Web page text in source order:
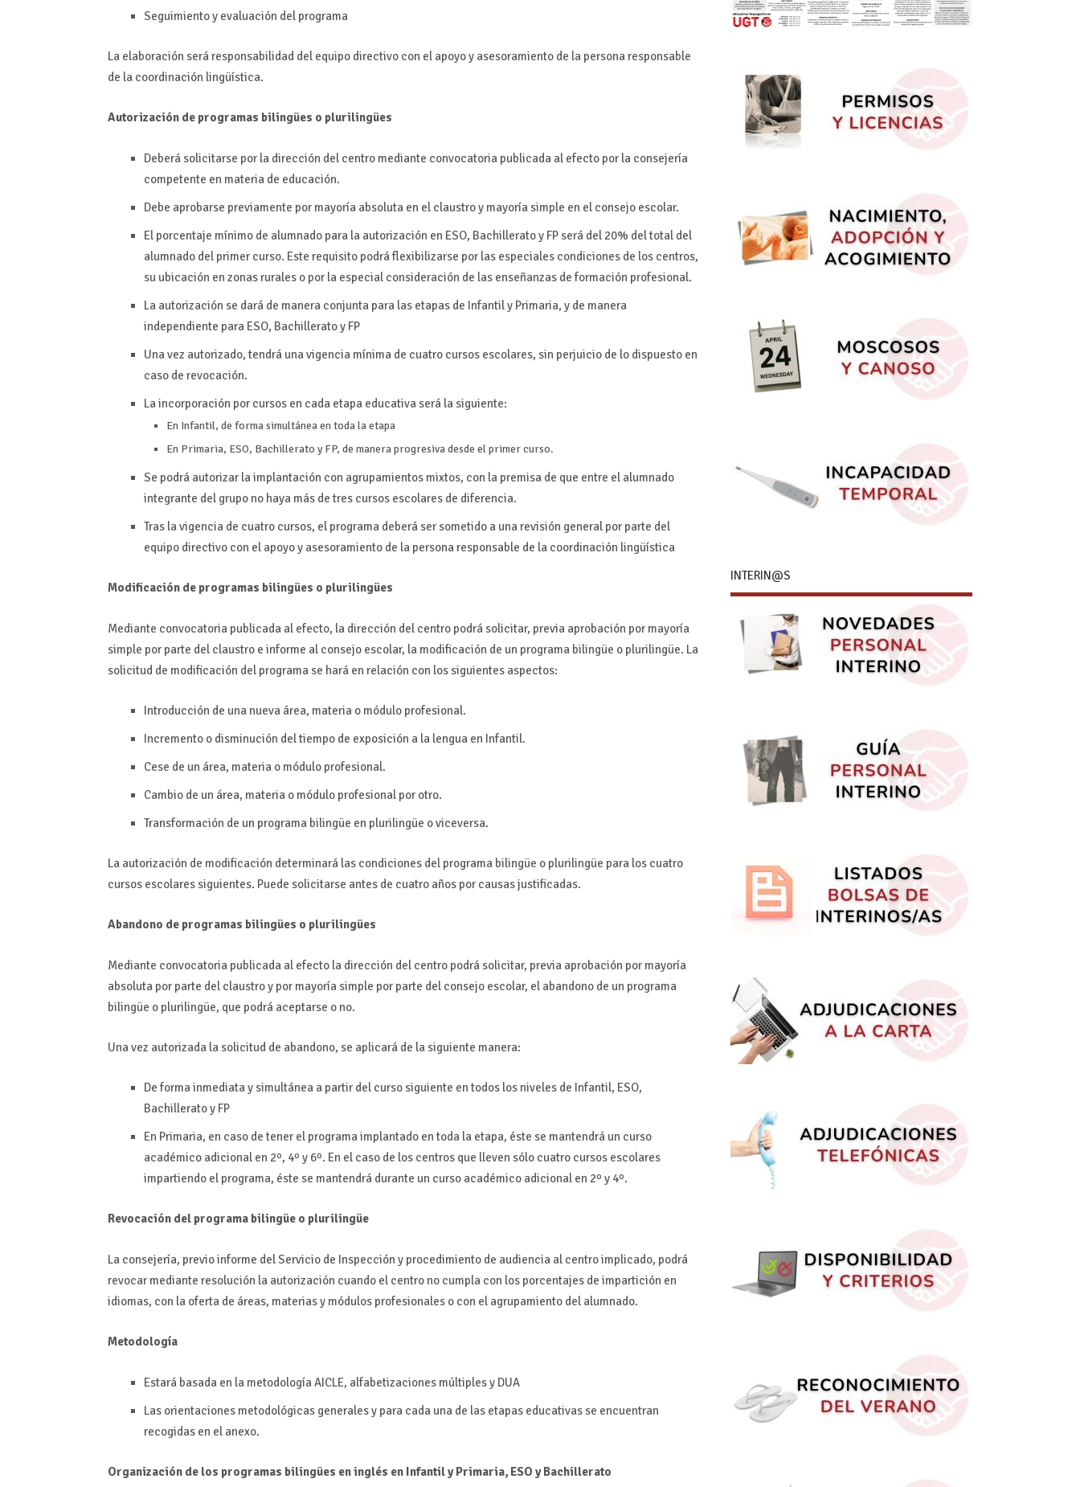
Seguimiento y evaluación del programa
La elaboración será responsabilidad del equipo directivo con el apoyo y asesoramiento de la persona responsable
de la coordinación lingüística.
Autorización de programas bilingües o plurilingües
Deberá solicitarse por la dirección del centro mediante convocatoria publicada al efecto por la consejería
competente en materia de educación.
Debe aprobarse previamente por mayoría absoluta en el claustro y mayoría simple en el consejo escolar.
El porcentaje mínimo de alumnado para la autorización en ESO, Bachillerato y FP será del 20% del total del
alumnado del primer curso. Este requisito podrá flexibilizarse por las especiales condiciones de los centros,
su ubicación en zonas rurales o por la especial consideración de las enseñanzas de formación profesional.
La autorización se dará de manera conjunta para las etapas de Infantil y Primaria, y de manera
independiente para ESO, Bachillerato y FP
Una vez autorizado, tendrá una vigencia mínima de cuatro cursos escolares, sin perjuicio de lo dispuesto en
caso de revocación.
La incorporación por cursos en cada etapa educativa será la siguiente:
En Infantil, de forma simultánea en toda la etapa
En Primaria, ESO, Bachillerato y FP, de manera progresiva desde el primer curso.
Se podrá autorizar la implantación con agrupamientos mixtos, con la premisa de que entre el alumnado
integrante del grupo no haya más de tres cursos escolares de diferencia.
Tras la vigencia de cuatro cursos, el programa deberá ser sometido a una revisión general por parte del
equipo directivo con el apoyo y asesoramiento de la persona responsable de la coordinación lingüística
Modificación de programas bilingües o plurilingües
Mediante convocatoria publicada al efecto, la dirección del centro podrá solicitar, previa aprobación por mayoría
simple por parte del claustro e informe al consejo escolar, la modificación de un programa bilingüe o plurilingüe. La
solicitud de modificación del programa se hará en relación con los siguientes aspectos:
Introducción de una nueva área, materia o módulo profesional.
Incremento o disminución del tiempo de exposición a la lengua en Infantil.
Cese de un área, materia o módulo profesional.
Cambio de un área, materia o módulo profesional por otro.
Transformación de un programa bilingüe en plurilingüe o viceversa.
La autorización de modificación determinará las condiciones del programa bilingüe o plurilingüe para los cuatro
cursos escolares siguientes. Puede solicitarse antes de cuatro años por causas justificadas.
Abandono de programas bilingües o plurilingües
Mediante convocatoria publicada al efecto la dirección del centro podrá solicitar, previa aprobación por mayoría
absoluta por parte del claustro y por mayoría simple por parte del consejo escolar, el abandono de un programa
bilingüe o plurilingüe, que podrá aceptarse o no.
Una vez autorizada la solicitud de abandono, se aplicará de la siguiente manera:
De forma inmediata y simultánea a partir del curso siguiente en todos los niveles de Infantil, ESO,
Bachillerato y FP
En Primaria, en caso de tener el programa implantado en toda la etapa, éste se mantendrá un curso
académico adicional en 2º, 4º y 6º. En el caso de los centros que lleven sólo cuatro cursos escolares
impartiendo el programa, éste se mantendrá durante un curso académico adicional en 2º y 4º.
Revocación del programa bilingüe o plurilingüe
La consejería, previo informe del Servicio de Inspección y procedimiento de audiencia al centro implicado, podrá
revocar mediante resolución la autorización cuando el centro no cumpla con los porcentajes de impartición en
idiomas, con la oferta de áreas, materias y módulos profesionales o con el agrupamiento del alumnado.
Metodología
Estará basada en la metodología AICLE, alfabetizaciones múltiples y DUA
Las orientaciones metodológicas generales y para cada una de las etapas educativas se encuentran
recogidas en el anexo.
Organización de los programas bilingües en inglés en Infantil y Primaria, ESO y Bachillerato
INTERIN@S